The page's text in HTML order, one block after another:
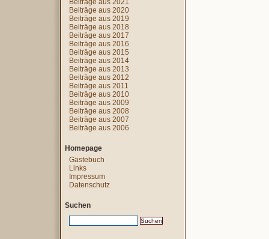
Beiträge aus 2021
Beiträge aus 2020
Beiträge aus 2019
Beiträge aus 2018
Beiträge aus 2017
Beiträge aus 2016
Beiträge aus 2015
Beiträge aus 2014
Beiträge aus 2013
Beiträge aus 2012
Beiträge aus 2011
Beiträge aus 2010
Beiträge aus 2009
Beiträge aus 2008
Beiträge aus 2007
Beiträge aus 2006
Homepage
Gästebuch
Links
Impressum
Datenschutz
Suchen